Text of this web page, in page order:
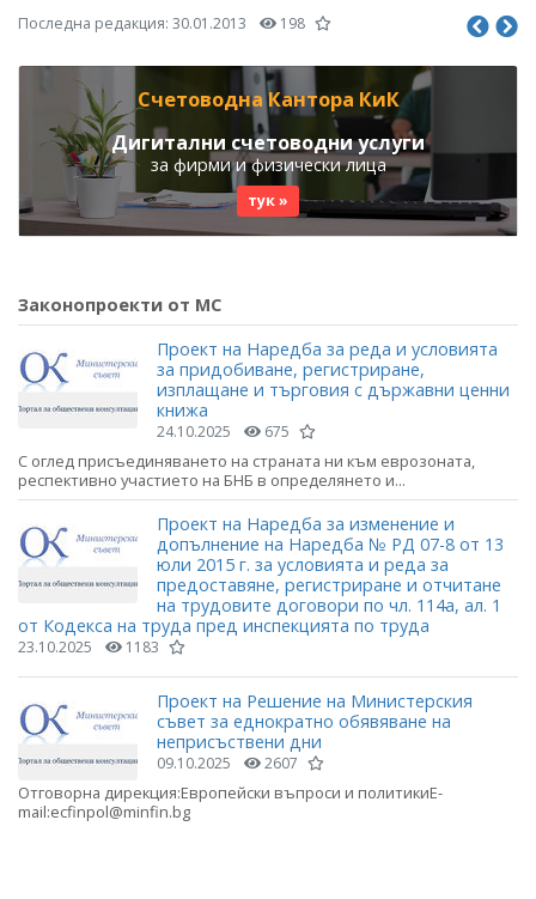
Последна редакция: 30.01.2013 198
Счетоводна Кантора КиК
Дигитални счетоводни услуги
за фирми и физически лица
тук »
Законопроекти от МС
Проект на Наредба за реда и условията
за придобиване, регистриране,
изплащане и търговия с държавни ценни
книжа
24.10.2025 675
С оглед присъединяването на страната ни към еврозоната,
респективно участието на БНБ в определянето и...
Проект на Наредба за изменение и
допълнение на Наредба № РД 07-8 от 13
юли 2015 г. за условията и реда за
предоставяне, регистриране и отчитане
на трудовите договори по чл. 114а, ал. 1
от Кодекса на труда пред инспекцията по труда
23.10.2025 1183
Проект на Решение на Министерския
съвет за еднократно обявяване на
неприсъствени дни
09.10.2025 2607
Отговорна дирекция:Европейски въпроси и политикиE-
mail:ecfinpol@minfin.bg